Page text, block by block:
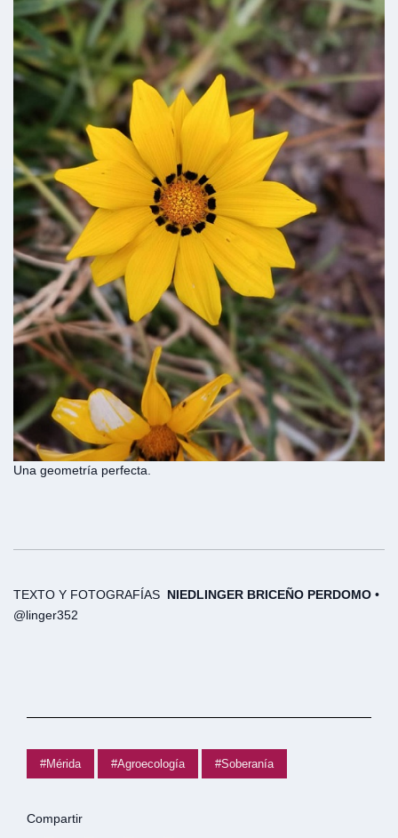
Una geometría perfecta.
TEXTO Y FOTOGRAFÍAS NIEDLINGER BRICEÑO PERDOMO •
@linger352
#Mérida #Agroecología #Soberanía
Compartir